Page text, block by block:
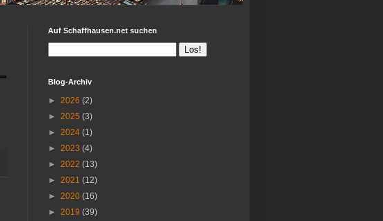
Auf Schaffhausen.net suchen
Blog-Archiv
► 2026 (2)
► 2025 (3)
► 2024 (1)
► 2023 (4)
► 2022 (13)
► 2021 (12)
► 2020 (16)
► 2019 (39)